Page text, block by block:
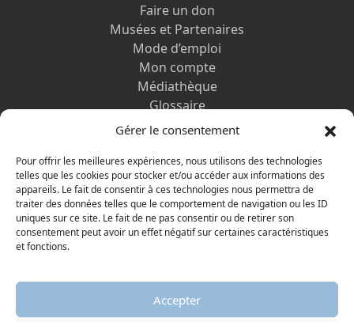
Gérer le consentement
Pour offrir les meilleures expériences, nous utilisons des technologies
telles que les cookies pour stocker et/ou accéder aux informations des
appareils. Le fait de consentir à ces technologies nous permettra de
traiter des données telles que le comportement de navigation ou les ID
uniques sur ce site. Le fait de ne pas consentir ou de retirer son
consentement peut avoir un effet négatif sur certaines caractéristiques
et fonctions.
Accepter
Faire un don
Musées et Partenaires
Mode d’emploi
Mon compte
Médiathèque
Glossaire
Contactez-nous
Vos informations personnelles et cookies
DÉCOUVRIR AUSSI